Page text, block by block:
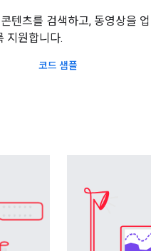
텐츠를 검색하고, 동영상을
지원합니다.
코드 샘플